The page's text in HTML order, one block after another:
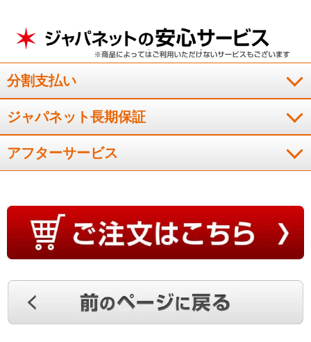
分割支払い
ジャパネット長期保証
アフターサービス